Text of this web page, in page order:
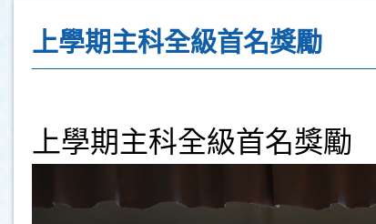
上學期主科全級首名獎勵
上學期主科全級首名獎勵